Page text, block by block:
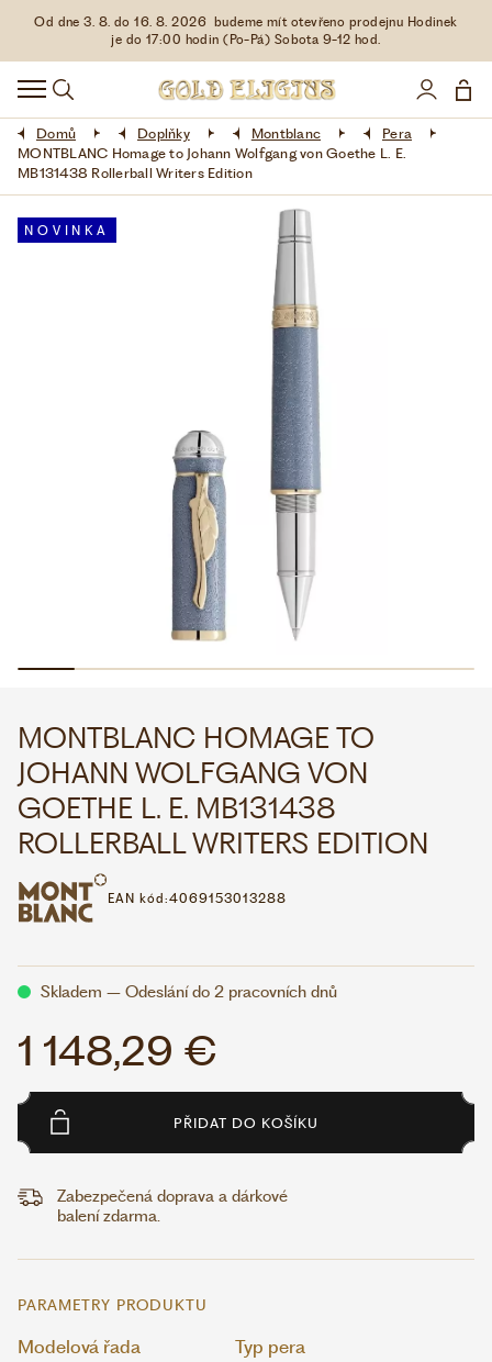
Od dne 3. 8. do 16. 8. 2026 budeme mít otevřeno prodejnu Hodinek
je do 17:00 hodin (Po-Pá) Sobota 9-12 hod.
HODINKY
DOPLŇKY
ŠPERKY
AKCE
WHATSAPP
VOLEJTE 9:00–18:00 +420 775 138 346
Domů Doplňky Montblanc
Pera
MONTBLANC Homage to Johann Wolfgang von Goethe L. E.
MB131438 Rollerball Writers Edition
NOVINKA
MONTBLANC HOMAGE TO
JOHANN WOLFGANG VON
GOETHE L. E. MB131438
ROLLERBALL WRITERS EDITION
EAN kód:4069153013288
Skladem – Odeslání do 2 pracovních dnů
1 148,29 €
PŘIDAT DO KOŠÍKU
Zabezpečená doprava a dárkové
balení zdarma.
PARAMETRY PRODUKTU
Modelová řada Typ pera